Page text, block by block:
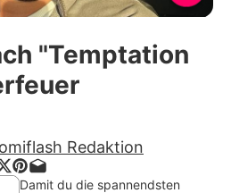
Exklusiv
auf Promiflash
runterladen
Team
"Temptation
Redaktion
Damit du die spannendsten